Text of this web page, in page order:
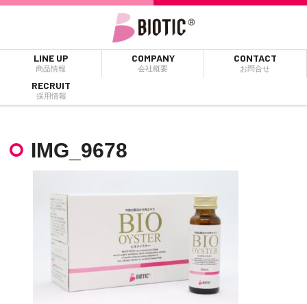
LINE UP
商品情報
COMPANY
会社概要
CONTACT
お問合せ
RECRUIT
採用情報
IMG_9678